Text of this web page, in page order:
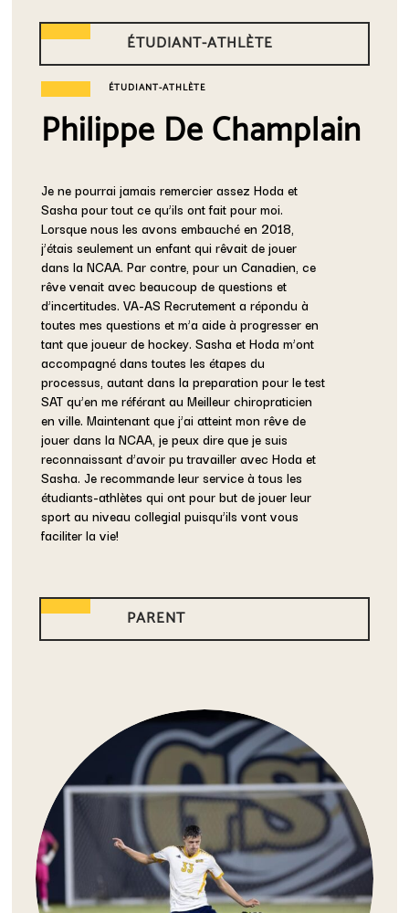
ÉTUDIANT-ATHLÈTE
ÉTUDIANT-ATHLÈTE
Philippe De Champlain
Je ne pourrai jamais remercier assez Hoda et
Sasha pour tout ce qu’ils ont fait pour moi.
Lorsque nous les avons embauché en 2018,
j’étais seulement un enfant qui rêvait de jouer
dans la NCAA. Par contre, pour un Canadien, ce
rêve venait avec beaucoup de questions et
d’incertitudes. VA-AS Recrutement a répondu à
toutes mes questions et m’a aide à progresser en
tant que joueur de hockey. Sasha et Hoda m’ont
accompagné dans toutes les étapes du
processus, autant dans la preparation pour le test
SAT qu’en me référant au Meilleur chiropraticien
en ville. Maintenant que j’ai atteint mon rêve de
jouer dans la NCAA, je peux dire que je suis
reconnaissant d’avoir pu travailler avec Hoda et
Sasha. Je recommande leur service à tous les
étudiants-athlètes qui ont pour but de jouer leur
sport au niveau collegial puisqu’ils vont vous
faciliter la vie!
PARENT